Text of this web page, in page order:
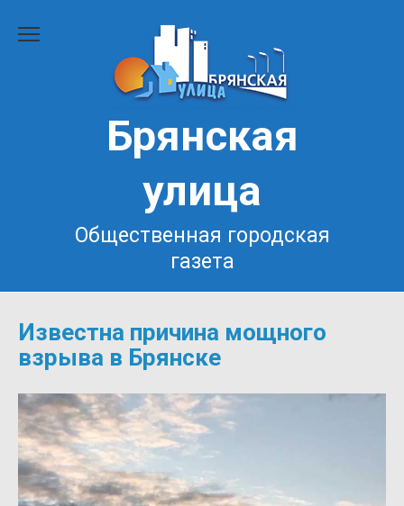
Брянская
улица
Общественная городская
газета
Известна причина мощного
взрыва в Брянске